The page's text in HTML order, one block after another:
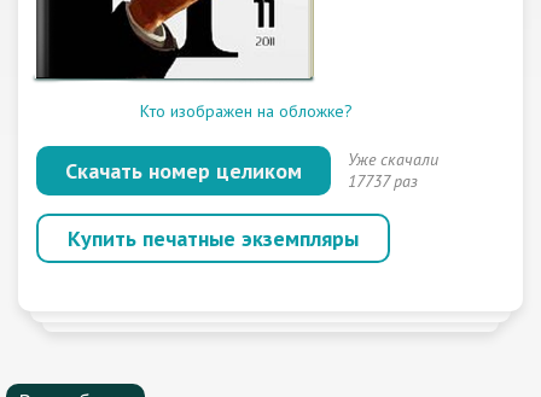
Кто изображен на обложке?
Скачать номер целиком
Уже скачали
17737 раз
Купить печатные экземпляры